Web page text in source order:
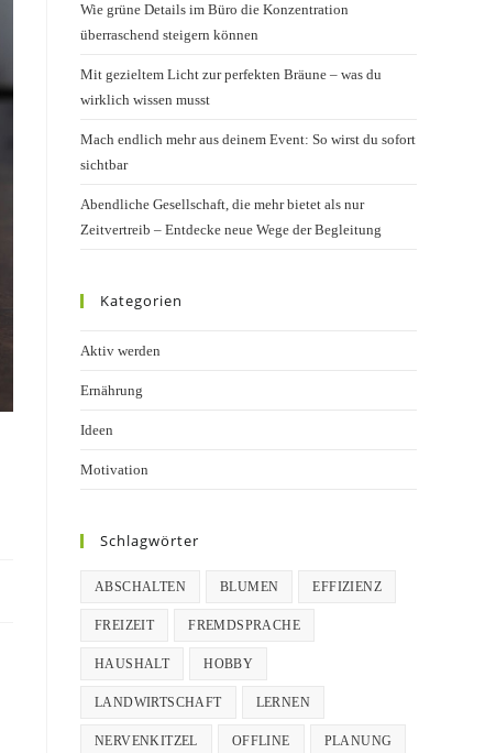
Wie grüne Details im Büro die Konzentration
überraschend steigern können
Mit gezieltem Licht zur perfekten Bräune – was du
wirklich wissen musst
Mach endlich mehr aus deinem Event: So wirst du sofort
sichtbar
Abendliche Gesellschaft, die mehr bietet als nur
Zeitvertreib – Entdecke neue Wege der Begleitung
Kategorien
Aktiv werden
Ernährung
Ideen
Motivation
Schlagwörter
ABSCHALTEN BLUMEN EFFIZIENZ
FREIZEIT FREMDSPRACHE
HAUSHALT HOBBY
LANDWIRTSCHAFT LERNEN
NERVENKITZEL OFFLINE PLANUNG